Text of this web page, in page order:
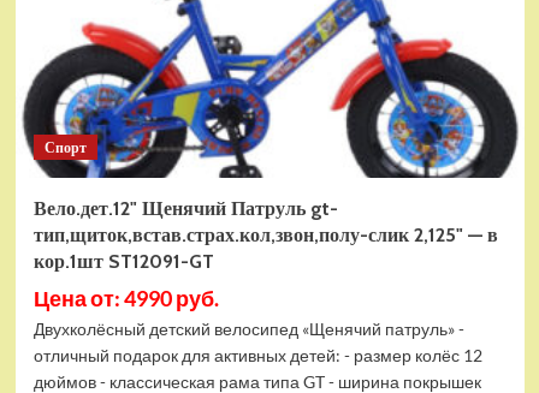
ассорт.
—
в
кор.8шт
JP-
HB-
13B-
Спорт
Вело.дет.12" Щенячий Патруль gt-
тип,щиток,встав.страх.кол,звон,полу-слик 2,125" — в
кор.1шт ST12091-GT
Цена от: 4990 руб.
Двухколёсный детский велосипед «Щенячий патруль» -
отличный подарок для активных детей: - размер колёс 12
дюймов - классическая рама типа GT - ширина покрышек